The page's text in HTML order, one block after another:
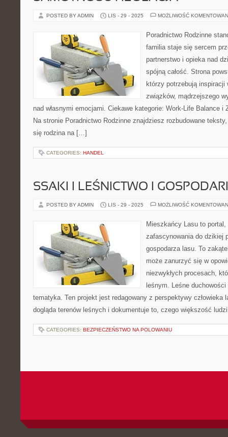
POSTED BY ADMIN LIS - 29 - 2025 MOŻLIWOŚĆ
Poradnictwo Rodzinne
familia staje się sercem
partnerstwo i opieka nad
spójną całość. Strona
którzy potrzebują inspiracji
związków, mądrzejszego
nad własnymi emocjami. Ciekawe kategorie: Work-Life Balance i
Na stronie Poradnictwo Rodzinne znajdziesz rozbudowane
się rodzina na […]
CATEGORIES: HANDEL
SSAKI I LEŚNICTWO I
POSTED BY ADMIN LIS - 29 - 2025 MOŻLIWOŚĆ
Mieszkańcy Lasu to portal,
zafascynowania do dzikiej
gospodarza lasu. To
może zanurzyć się w
niezwykłych procesach,
leśnym. Leśne
tematyka. Ten projekt jest redagowany z perspektywy człowieka
dogląda terenów leśnych i dokumentuje to, czego większość
CATEGORIES: BEZPIECZEŃSTWO NA POLOWANIU